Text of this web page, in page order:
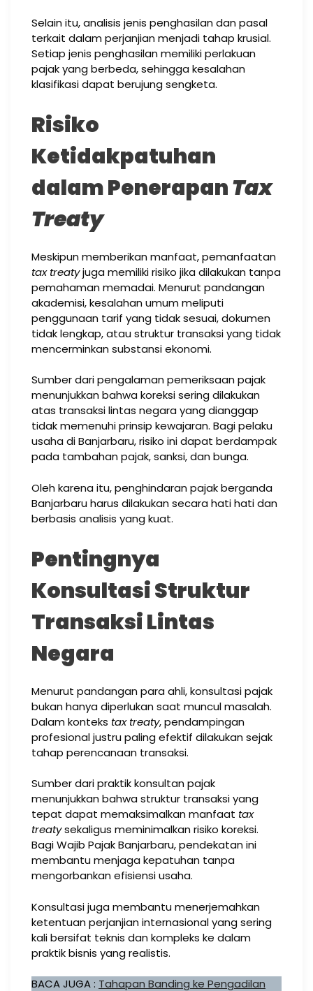
Selain itu, analisis jenis penghasilan dan pasal
terkait dalam perjanjian menjadi tahap krusial.
Setiap jenis penghasilan memiliki perlakuan
pajak yang berbeda, sehingga kesalahan
klasifikasi dapat berujung sengketa.
Risiko
Ketidakpatuhan
dalam PenerapanTax
Treaty
Meskipun memberikan manfaat, pemanfaatan
tax treatyjuga memiliki risiko jika dilakukan tanpa
pemahaman memadai. Menurut pandangan
akademisi, kesalahan umum meliputi
penggunaan tarif yang tidak sesuai, dokumen
tidak lengkap, atau struktur transaksi yang tidak
mencerminkan substansi ekonomi.
Sumber dari pengalaman pemeriksaan pajak
menunjukkan bahwa koreksi sering dilakukan
atas transaksi lintas negara yang dianggap
tidak memenuhi prinsip kewajaran. Bagi pelaku
usaha di Banjarbaru, risiko ini dapat berdampak
pada tambahan pajak, sanksi, dan bunga.
Oleh karena itu, penghindaran pajak berganda
Banjarbaru harus dilakukan secara hati hati dan
berbasis analisis yang kuat.
Pentingnya
Konsultasi Struktur
Transaksi Lintas
Negara
Menurut pandangan para ahli, konsultasi pajak
bukan hanya diperlukan saat muncul masalah.
Dalam konteks tax treaty, pendampingan
profesional justru paling efektif dilakukan sejak
tahap perencanaan transaksi.
Sumber dari praktik konsultan pajak
menunjukkan bahwa struktur transaksi yang
tepat dapat memaksimalkan manfaat tax
treatysekaligus meminimalkan risiko koreksi.
Bagi Wajib Pajak Banjarbaru, pendekatan ini
membantu menjaga kepatuhan tanpa
mengorbankan efisiensi usaha.
Konsultasi juga membantu menerjemahkan
ketentuan perjanjian internasional yang sering
kali bersifat teknis dan kompleks ke dalam
praktik bisnis yang realistis.
BACA JUGA : Tahapan Banding ke Pengadilan